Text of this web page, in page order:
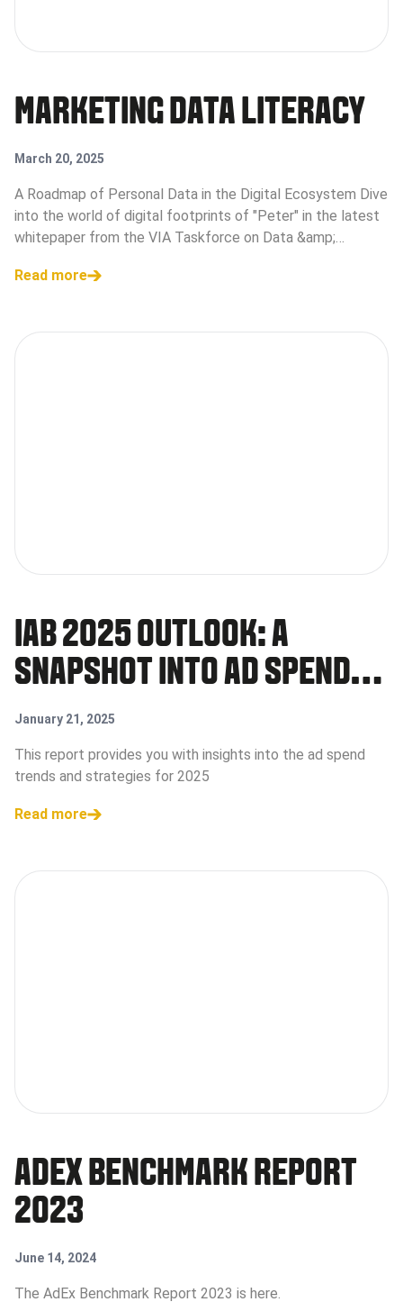
MARKETING DATA LITERACY
March 20, 2025
A Roadmap of Personal Data in the Digital Ecosystem Dive
into the world of digital footprints of "Peter" in the latest
whitepaper from the VIA Taskforce on Data &amp;
Read more
IAB 2025 OUTLOOK: A
SNAPSHOT INTO AD SPEND,
OPPORTUNITIES, AND
STRATEGIES FOR GROWTH
January 21, 2025
This report provides you with insights into the ad spend
trends and strategies for 2025
Read more
ADEX BENCHMARK REPORT
2023
June 14, 2024
The AdEx Benchmark Report 2023 is here.